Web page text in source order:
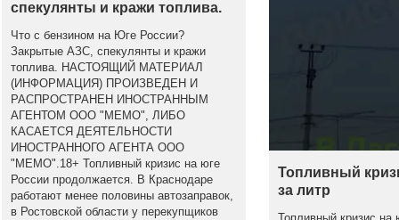
спекулянты и кражи топлива.
Что с бензином на Юге России?
Закрытые АЗС, спекулянты и кражи
топлива. НАСТОЯЩИЙ МАТЕРИАЛ
(ИНФОРМАЦИЯ) ПРОИЗВЕДЕН И
РАСПРОСТРАНЕН ИНОСТРАННЫМ
АГЕНТОМ ООО "МЕМО", ЛИБО
КАСАЕТСЯ ДЕЯТЕЛЬНОСТИ
ИНОСТРАННОГО АГЕНТА ООО
"МЕМО".18+ Топливный кризис на юге
России продолжается. В Краснодаре
работают менее половины автозаправок,
в Ростовской области у перекупщиков
Топливный
за литр